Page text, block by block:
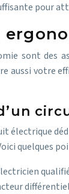
pour
sont des
aussi votre
électrique
quelques